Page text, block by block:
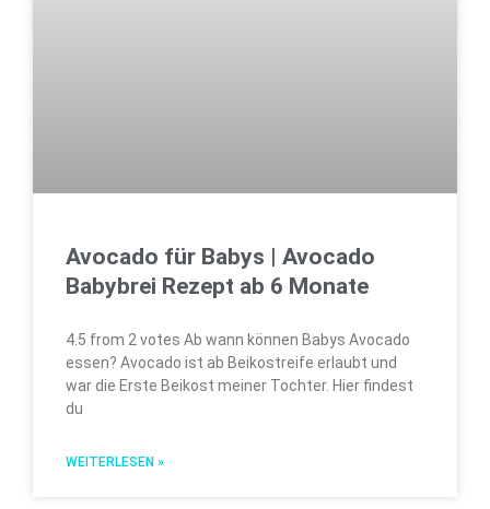
Avocado für Babys | Avocado
Babybrei Rezept ab 6 Monate
4.5 from 2 votes Ab wann können Babys Avocado
essen? Avocado ist ab Beikostreife erlaubt und
war die Erste Beikost meiner Tochter. Hier findest
du
WEITERLESEN »